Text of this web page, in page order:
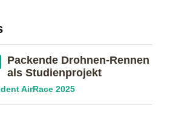
Packende Drohnen-Rennen
als Studienprojekt
AirRace 2025